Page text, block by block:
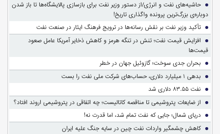
حاشیه‌های نفت و انرژی/از دستور وزیر نفت برای بازسازی پالایشگاه‌ها تا باز شدن
دوباره‌ی بزرگ‌ترین پرونده واگذاری تاریخ!
تأکید وزیر نفت بر نقش رسانه‌ها در ترویج فرهنگ ایثار در صنعت نفت
افزایش قیمت نفت؛ تنش در تنگه هرمز و کاهش ذخایر آمریکا عامل صعود
قیمت‌ها
بحران جدی سوخت؛ گازوئیل جهان در خطر
بدهی ۱ میلیارد دلاری، حساب‌های شرکت ملی نفت را بست
نفت ۸۳.۵۵ دلاری شد
از ضایعات پتروشیمی تا مناقصه کاتالیست؛ چه اتفاقی در پتروشیمی اروند افتاد؟
دریای شمال؛ جایی که نفت تمام شد، اما قدرت نه!
کاهش چشمگیر واردات نفت چین در سایه جنگ علیه ایران